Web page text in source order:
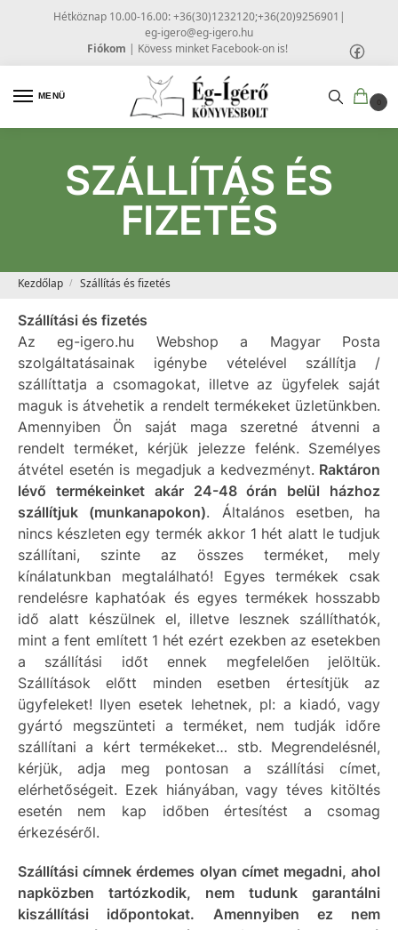
Hétköznap 10.00-16.00: +36(30)1232120;+36(20)9256901 |
eg-igero@eg-igero.hu
Fiókom | Kövess minket Facebook-on is!
MENÜ
0
SZÁLLÍTÁS ÉS
FIZETÉS
Kezdőlap / Szállítás és fizetés
Szállítási és fizetés
Az eg-igero.hu Webshop a Magyar Posta
szolgáltatásainak igénybe vételével szállítja /
szállíttatja a csomagokat, illetve az ügyfelek saját
maguk is átvehetik a rendelt termékeket üzletünkben.
Amennyiben Ön saját maga szeretné átvenni a
rendelt terméket, kérjük jelezze felénk. Személyes
átvétel esetén is megadjuk a kedvezményt. Raktáron
lévő termékeinket akár 24-48 órán belül házhoz
szállítjuk (munkanapokon). Általános esetben, ha
nincs készleten egy termék akkor 1 hét alatt le tudjuk
szállítani, szinte az összes terméket, mely
kínálatunkban megtalálható! Egyes termékek csak
rendelésre kaphatóak és egyes termékek hosszabb
idő alatt készülnek el, illetve lesznek szállíthatók,
mint a fent említett 1 hét ezért ezekben az esetekben
a szállítási időt ennek megfelelően jelöltük.
Szállítások előtt minden esetben értesítjük az
ügyfeleket! Ilyen esetek lehetnek, pl: a kiadó, vagy
gyártó megszünteti a terméket, nem tudják időre
szállítani a kért termékeket… stb. Megrendelésnél,
kérjük, adja meg pontosan a szállítási címet,
elérhetőségeit. Ezek hiányában, vagy téves kitöltés
esetén nem kap időben értesítést a csomag
érkezéséről.
Szállítási címnek érdemes olyan címet megadni, ahol
napközben tartózkodik, nem tudunk garantálni
kiszállítási időpontokat. Amennyiben ez nem